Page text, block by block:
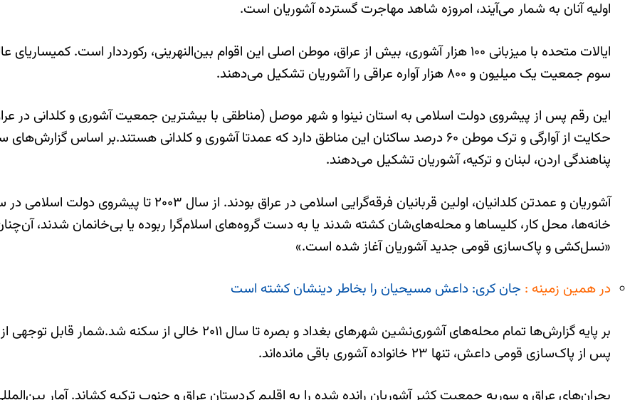
اولیه آنان به شمار می‌آیند، امروزه شاهد مهاجرت گسترده آشوریان است.
سوم جمعیت یک میلیون و ۸۰۰ هزار آواره عراقی را آشوریان تشکیل می‌دهند.
پناهندگی اردن، لبنان و ترکیه، آشوریان تشکیل می‌دهند.
خانه‌ها، محل کار، کلیساها و محله‌های‌شان کشته شدند یا به دست گروه‌های اسلام‌گرا ربوده یا بی‌خانمان شدند،
«نسل‌کشی و پاک‌سازی قومی جدید آشوریان آغاز شده است.»
در همین زمینه : جان کری: داعش مسیحیان را بخاطر دینشان کشته است
بر پایه گزارش‌ها تمام محله‌های آشوری‌نشین شهرهای بغداد و بصره
پس از پاک‌سازی قومی داعش، تنها ۲۳ خانواده آشوری باقی مانده‌اند.